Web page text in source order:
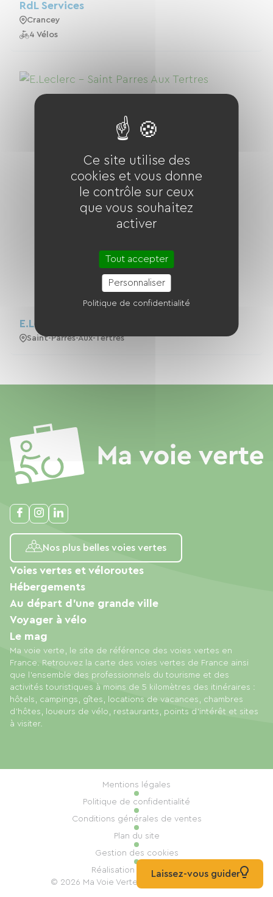
RdL Services
Crancey
4 Vélos
E.Leclerc - Saint Parres Aux Tertres
Saint-Parres-Aux-Tertres
Nos plus belles voies vertes
Ma voie verte, le site de référence des voies vertes en
France. Retrouvez la carte des voies vertes de France ainsi
que l'ensemble des professionnels du tourisme et des
activités touristiques à moins de 5 kilomètres des itinéraires :
hôtels, campings, gîtes, locations de vacances, chambres
d'hôtes, loueurs de vélo, restaurants, points d'intérêt et sites
à visiter.
Voies vertes et véloroutes
Hébergements
Au départ d'une grande ville
Voyager à vélo
Le mag
© 2026 Ma Voie Verte Tous droits réservés
Mentions légales
Politique de confidentialité
Conditions générales de ventes
Plan du site
Gestion des cookies
Réalisation : Mill, PrivasLaissez-vous guider
Ce site utilise des
cookies et vous donne
le contrôle sur ceux
que vous souhaitez
activer
Tout accepter
Personnaliser
Politique de confidentialité